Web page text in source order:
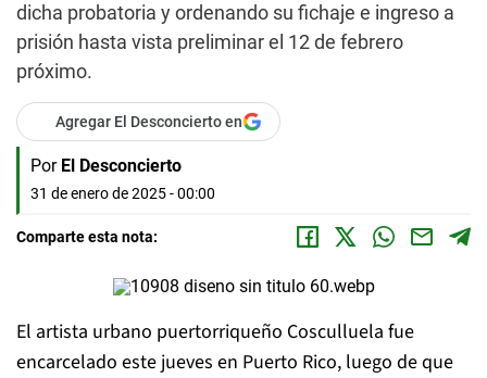
dicha probatoria y ordenando su fichaje e ingreso a
prisión hasta vista preliminar el 12 de febrero
próximo.
Agregar El Desconcierto en
Por El Desconcierto
31 de enero de 2025 - 00:00
Comparte esta nota:
El artista urbano puertorriqueño Cosculluela fue
encarcelado este jueves en Puerto Rico, luego de que